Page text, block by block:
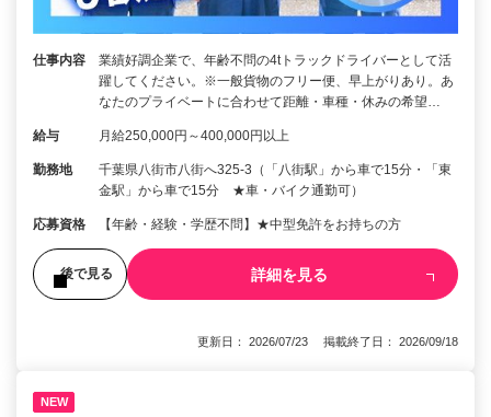
仕事内容
業績好調企業で、年齢不問の4tトラックドライバーとして活
躍してください。※一般貨物のフリー便、早上がりあり。あ
なたのプライベートに合わせて距離・車種・休みの希望…
給与 月給250,000円～400,000円以上
勤務地
千葉県八街市八街へ325-3（「八街駅」から車で15分・「東
金駅」から車で15分 ★車・バイク通勤可）
応募資格 【年齢・経験・学歴不問】★中型免許をお持ちの方
後で見る 詳細を見る
更新日： 2026/07/23 掲載終了日： 2026/09/18
NEW